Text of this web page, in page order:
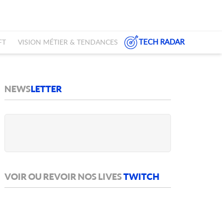
VISION MÉTIER & TENDANCES TECH RADAR
NEWSLETTER
VOIR OU REVOIR NOS LIVESTWITCH